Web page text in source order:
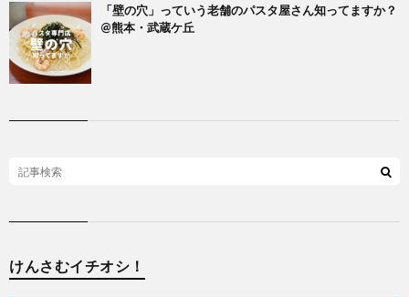
「壁の穴」っていう老舗のパスタ屋さん知ってますか？
@熊本・武蔵ケ丘
けんさむイチオシ！